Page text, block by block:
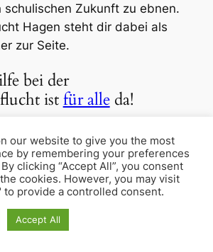
schulischen Zukunft zu ebnen.
Hagen steht dir dabei als
zur Seite.
bei der
istfür alleda!
der Lernzuflucht Hagen
,Sprachkurse
im
und wahlweise
Zoom im Videochat.
our website to give you the most
by remembering your preferences
clicking “Accept All”, you consent
cookies. However, you may visit
to provide a controlled consent.
Accept All